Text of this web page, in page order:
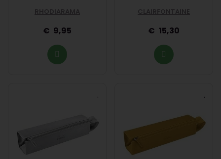
RHODIARAMA
9,95
CLAIRFONTAINE
15,30